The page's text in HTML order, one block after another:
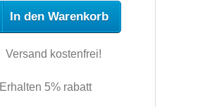
In den Warenkorb
Versand kostenfrei!
Erhalten 5% rabatt